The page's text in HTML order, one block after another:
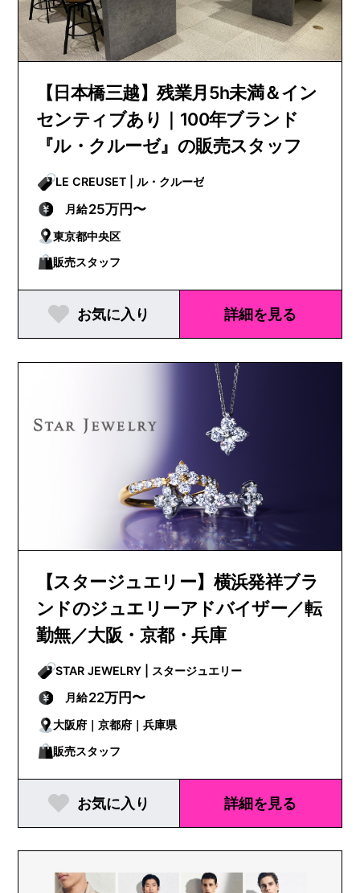
【日本橋三越】残業月5h未満＆イン
センティブあり｜100年ブランド
『ル・クルーゼ』の販売スタッフ
LE CREUSET | ル・クルーゼ
月給25万円〜
東京都中央区
販売スタッフ
お気に入り 詳細を見る
【スタージュエリー】横浜発祥ブラ
ンドのジュエリーアドバイザー／転
勤無／大阪・京都・兵庫
STAR JEWELRY | スタージュエリー
月給22万円〜
大阪府｜京都府｜兵庫県
販売スタッフ
お気に入り 詳細を見る